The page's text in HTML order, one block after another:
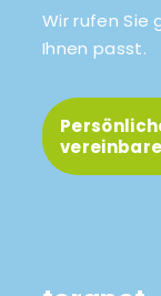
Wir rufen Sie
Ihnen passt.